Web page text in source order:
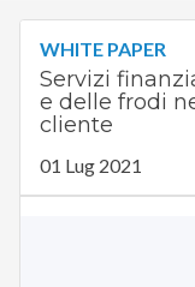
WHITE PAPER
Servizi
e delle frodi
cliente
01 Lug 2021